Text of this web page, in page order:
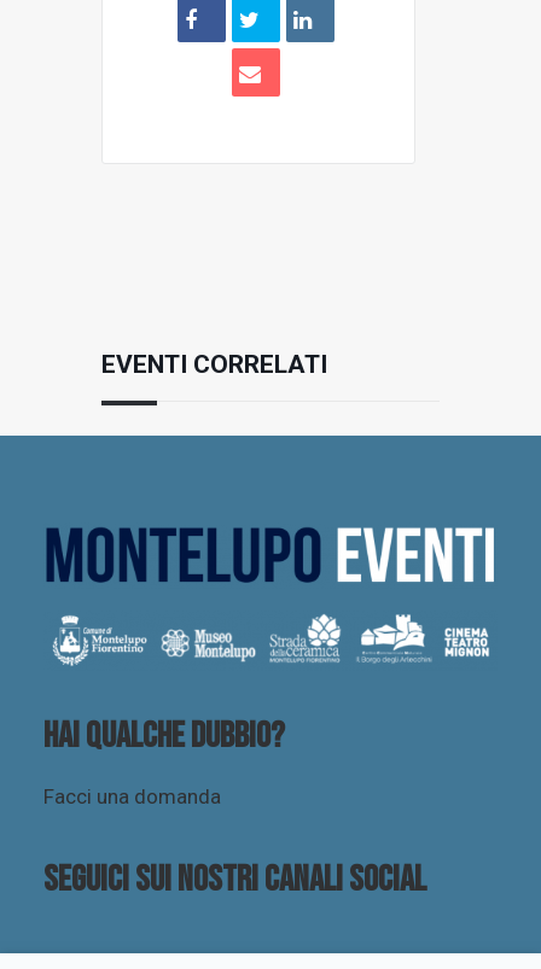
EVENTI CORRELATI
Hai qualche dubbio?
Facci una domanda
Seguici sui nostri canali social